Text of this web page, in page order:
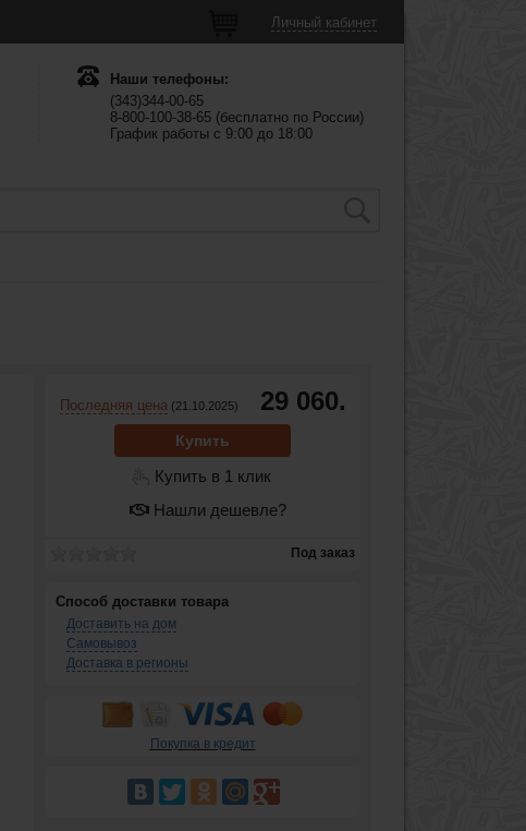
Личный кабинет
Наши телефоны:
(343)344-00-65
8-800-100-38-65 (бесплатно по России)
График работы с 9:00 до 18:00
Последняя цена (21.10.2025) 29 060.
Купить
Купить в 1 клик
Нашли дешевле?
Под заказ
Способ доставки товара
Доставить на дом
Самовывоз
Доставка в регионы
Покупка в кредит